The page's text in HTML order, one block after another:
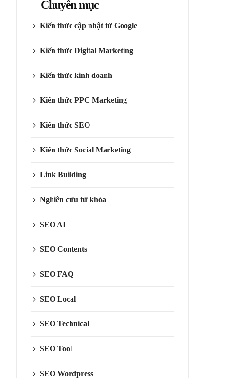
Chuyên mục
Kiến thức cập nhật từ Google
Kiến thức Digital Marketing
Kiến thức kinh doanh
Kiến thức PPC Marketing
Kiến thức SEO
Kiến thức Social Marketing
Link Building
Nghiên cứu từ khóa
SEO AI
SEO Contents
SEO FAQ
SEO Local
SEO Technical
SEO Tool
SEO Wordpress